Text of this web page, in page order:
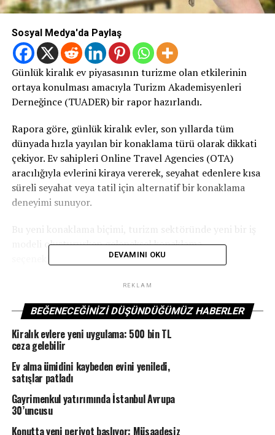
Sosyal Medya'da Paylaş
Günlük kiralık ev piyasasının turizme olan etkilerinin
ortaya konulması amacıyla Turizm Akademisyenleri
Derneğince (TUADER) bir rapor hazırlandı.
Rapora göre, günlük kiralık evler, son yıllarda tüm
dünyada hızla yayılan bir konaklama türü olarak dikkati
çekiyor. Ev sahipleri Online Travel Agencies (OTA)
aracılığıyla evlerini kiraya vererek, seyahat edenlere kısa
süreli seyahat veya tatil için alternatif bir konaklama
deneyimi sunuyor.
Bu yeni konaklama biçimi, turizm sektöründe yeni bir iş
modeli oluştururken geleneksel konaklama
seçenekleriyle rekabet ediyor.
Kovid 19 salgınıyla günlük kiralık ev talebi arttı
Kovid-19 salgını döneminde kısıtlamaların kalkmaya
başlamasıyla günlük kiralama talebinde önceki yıllara
oranla artış yaşanırken, artan sağlık ve temizlik
bağımsız ve özel konaklama seçenekleri tercih edilmeye
başlandı.
2012’de toplam konaklama pazarının yaklaşık yüzde
7’sini karşılayan günübirlik kiralık talebi, 2019’da
DEVAMINI OKU
REKLAM
BEĞENECEĞINIZI DÜŞÜNDÜĞÜMÜZ HABERLER
Kiralık evlere yeni uygulama: 500 bin TL
ceza gelebilir
Ev alma ümidini kaybeden evini yeniledi,
satışlar patladı
Gayrimenkul yatırımında İstanbul Avrupa
30’uncusu
Konutta yeni periyot başlıyor: Müsaadesiz